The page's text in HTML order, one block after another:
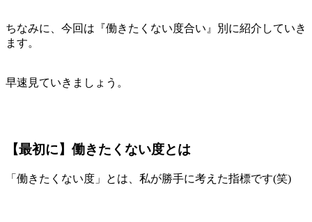
ちなみに、今回は『働きたくない度合い』別に紹介していき
ます。
早速見ていきましょう。
【最初に】働きたくない度とは
「働きたくない度」とは、私が勝手に考えた指標です(笑)